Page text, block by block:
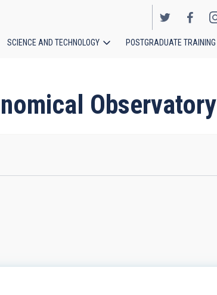
SCIENCE AND TECHNOLOGY POSTGRADUATE TRAINING
Observatory